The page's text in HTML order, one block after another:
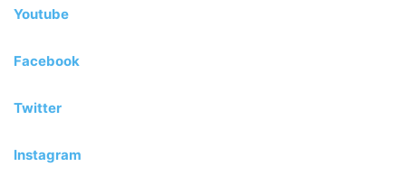
Youtube
Facebook
Twitter
Instagram